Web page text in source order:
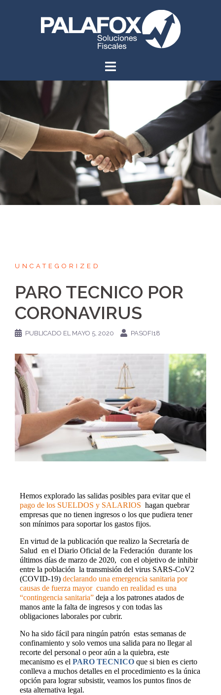
UNCATEGORIZED
PARO TECNICO POR
CORONAVIRUS
PUBLICADO EL MAYO 5, 2020 PASOFI18
Hemos explorado las salidas posibles para evitar que el
pago de los SUELDOS y SALARIOS hagan quebrar
empresas que no tienen ingresos o los que pudiera tener
son mínimos para soportar los gastos fijos.
En virtud de la publicación que realizo la Secretaría de
Salud en el Diario Oficial de la Federación durante los
últimos días de marzo de 2020, con el objetivo de inhibir
entre la población la transmisión del virus SARS-CoV2
(COVID-19) declarando una emergencia sanitaria por
causas de fuerza mayor cuando en realidad es una
“contingencia sanitaria” deja a los patrones atados de
manos ante la falta de ingresos y con todas las
obligaciones laborales por cubrir.
No ha sido fácil para ningún patrón estas semanas de
confinamiento y solo vemos una salida para no llegar al
recorte del personal o peor aún a la quiebra, este
mecanismo es el PARO TECNICO que si bien es cierto
conlleva a muchos detalles en el procedimiento es la única
opción para lograr subsistir, veamos los puntos finos de
esta alternativa legal.